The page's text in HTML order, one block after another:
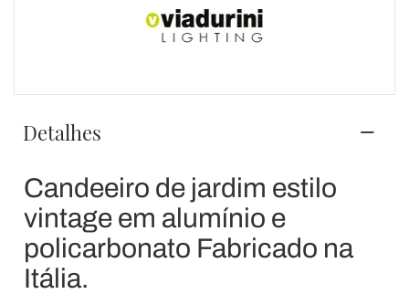
Detalhes
Candeeiro de jardim estilo
vintage em alumínio e
policarbonato Fabricado na
Itália.